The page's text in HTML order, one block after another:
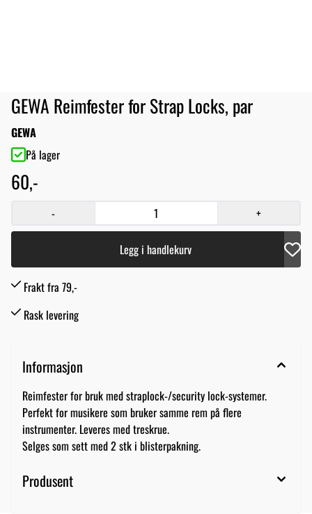
GEWA Reimfester for Strap Locks, par
GEWA
På lager
60,-
- +
Legg i handlekurv
Frakt fra 79,-
Rask levering
Informasjon
Reimfester for bruk med straplock-/security lock-systemer.
Perfekt for musikere som bruker samme rem på flere
instrumenter. Leveres med treskrue.
Selges som sett med 2 stk i blisterpakning.
Produsent